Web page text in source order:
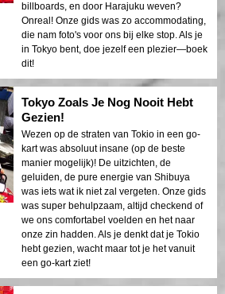
billboards, en door Harajuku weven?
Onreal! Onze gids was zo accommodating,
die nam foto's voor ons bij elke stop. Als je
in Tokyo bent, doe jezelf een plezier—boek
dit!
Tokyo Zoals Je Nog Nooit Hebt
Gezien!
Wezen op de straten van Tokio in een go-
kart was absoluut insane (op de beste
manier mogelijk)! De uitzichten, de
geluiden, de pure energie van Shibuya
was iets wat ik niet zal vergeten. Onze gids
was super behulpzaam, altijd checkend of
we ons comfortabel voelden en het naar
onze zin hadden. Als je denkt dat je Tokio
hebt gezien, wacht maar tot je het vanuit
een go-kart ziet!